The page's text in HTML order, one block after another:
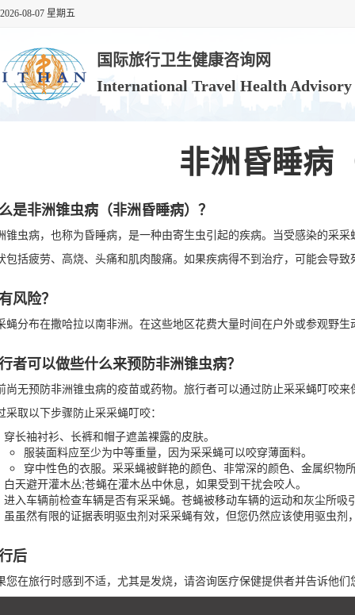
2026-08-07 星期五
国际旅行卫生健康咨询网
International Travel Health
非洲昏睡病
是非洲锥虫病（非洲昏睡病）？
锥虫病，也称为昏睡病，是一种由寄生虫引起的疾病。当受感染的采
包括疲劳、高烧、头痛和肌肉酸痛。如果疾病得不到治疗，可能会导致
风险？
蝇分布在撒哈拉以南非洲。在这些地区花费大量时间在户外或参观野
者可以做些什么来预防非洲锥虫病？
尚无预防非洲锥虫病的疫苗或药物。旅行者可以通过防止采采蝇叮咬来
采取以下步骤防止采采蝇叮咬：
穿长袖衬衫、长裤和帽子遮盖裸露的皮肤。
服装面料应至少为中等重量，因为采采蝇可以咬穿薄面料。
穿中性色的衣服。采采蝇被鲜艳的颜色、非常深的颜色、金属织物
白天避开灌木丛;苍蝇在灌木丛中休息，如果受到干扰会咬人。
进入车辆前检查车辆是否有采采蝇。苍蝇被移动车辆的运动和灰尘所吸
虽虽然有限的证据表明驱虫剂对采采蝇有效，但您仍然应该使用驱虫
后
您在旅行时感到不适，尤其是发烧，请咨询医疗保健提供者并告诉他们